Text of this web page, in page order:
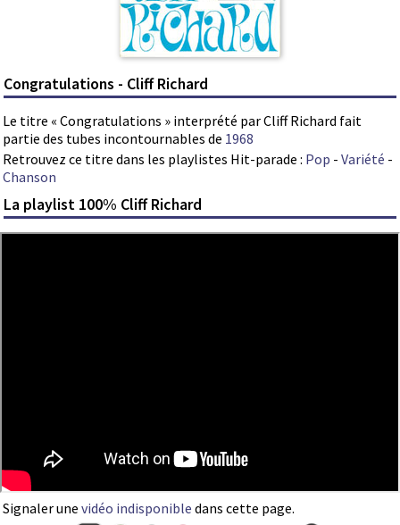
Congratulations - Cliff Richard
Le titre « Congratulations » interprété par Cliff Richard fait
partie des tubes incontournables de 1968
Retrouvez ce titre dans les playlistes Hit-parade : Pop - Variété -
Chanson
La playlist 100% Cliff Richard
Signaler une vidéo indisponible dans cette page.